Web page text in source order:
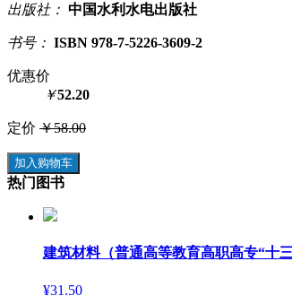
出版社： 中国水利水电出版社
书号： ISBN 978-7-5226-3609-2
优惠价
￥52.20
定价 ￥58.00
加入购物车
热门图书
建筑材料（普通高等教育高职高专“十三
¥31.50